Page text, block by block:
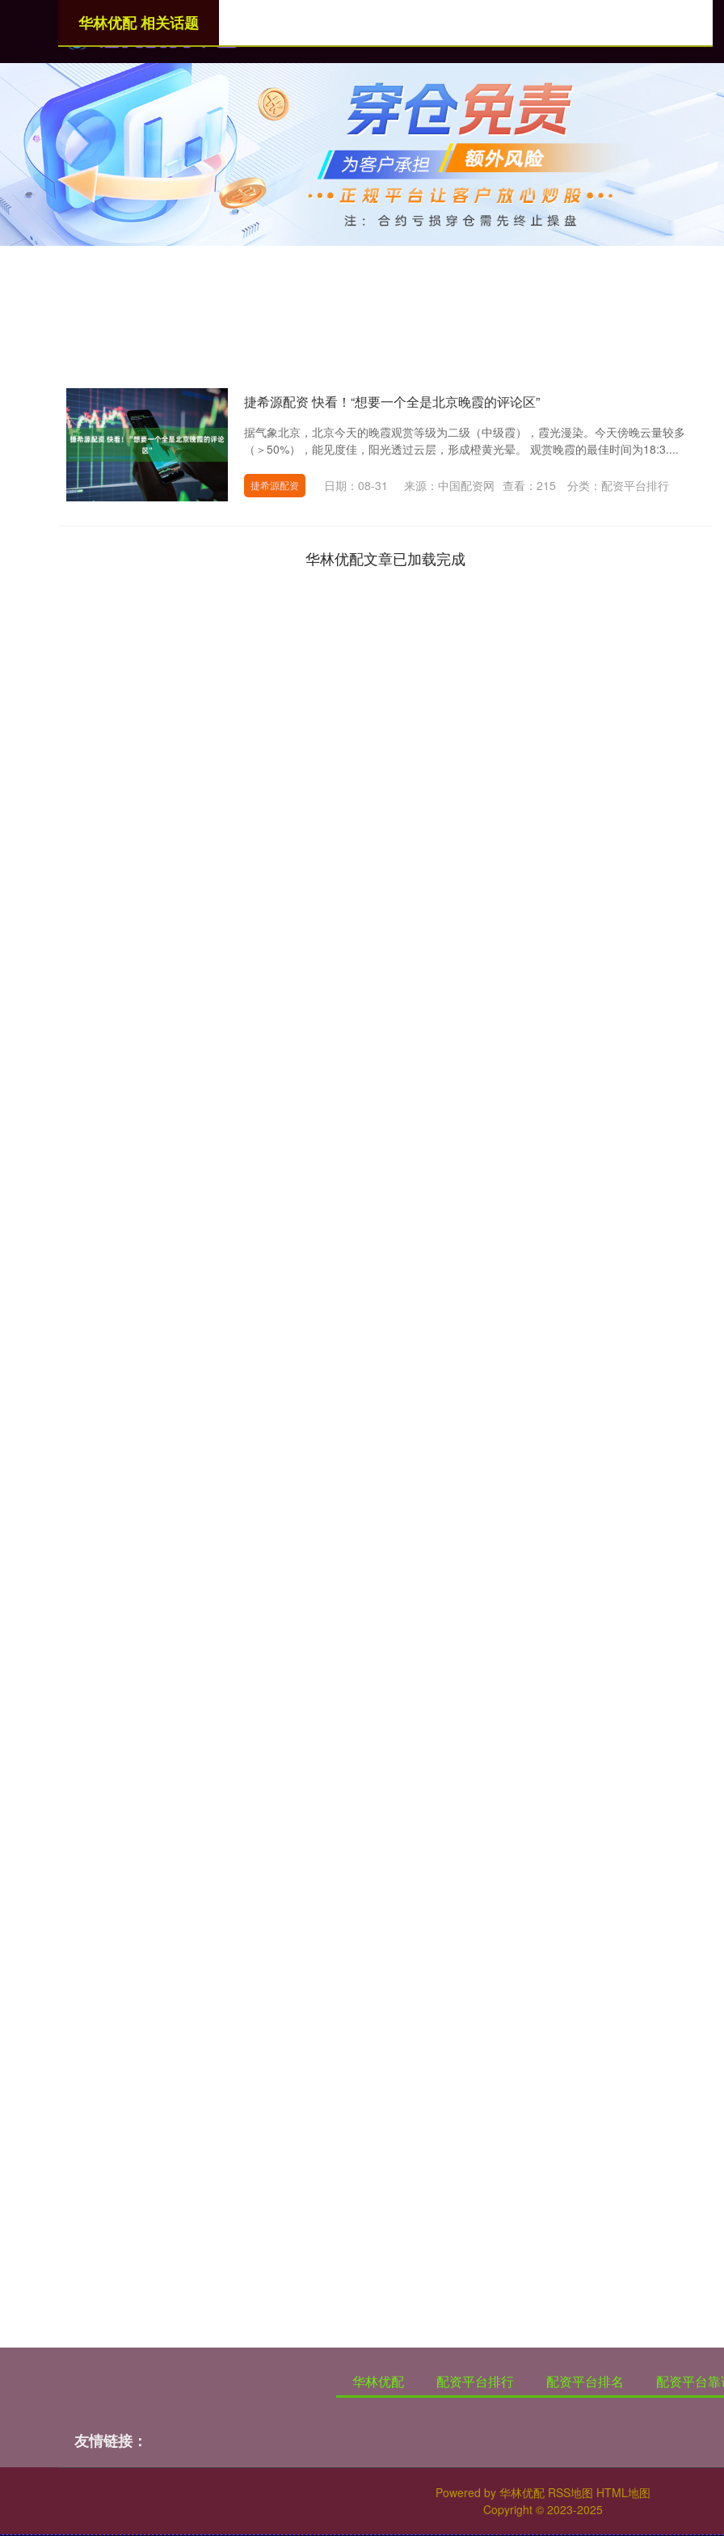
华林优配 相关话题
捷希源配资 快看！“想要一个全是北京晚霞的评论区”
据气象北京，北京今天的晚霞观赏等级为二级（中级霞），霞光漫染。今天傍晚云量较多
（＞50%），能见度佳，阳光透过云层，形成橙黄光晕。 观赏晚霞的最佳时间为18:3....
捷希源配资 日期：08-31 来源：中国配资网 查看： 215 分类： 配资平台排行
华林优配文章已加载完成
华林优配 配资平台排行 配资平台排名 配资平台
友情链接：
Powered by 华林优配 RSS地图 HTML地图
Copyright © 2023-2025